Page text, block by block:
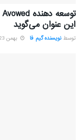
این عنوان می‌گوید
توسط نویسنده گیم فا بهمن 23, 1403